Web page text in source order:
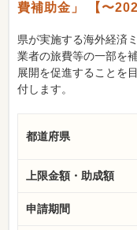
費補助金」 【〜
県が実施する海外経済
業者の旅費等の一部を
展開を促進することを
付します。
都道府県
上限金額・助成額
申請期間